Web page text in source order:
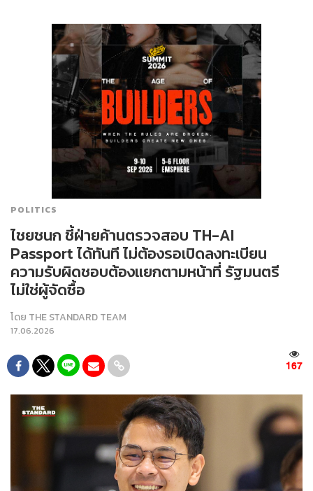
POLITICS
ไชยชนก ชี้ฝ่ายค้านตรวจสอบ TH-AI
Passport ได้ทันที ไม่ต้องรอเปิดลงทะเบียน
ความรับผิดชอบต้องแยกตามหน้าที่ รัฐมนตรี
ไม่ใช่ผู้จัดซื้อ
โดย THE STANDARD TEAM
17.06.2026
167